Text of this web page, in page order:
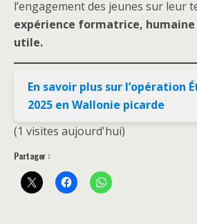
l’engagement des jeunes sur leur
expérience formatrice,
utile.
En savoir plus sur l’opération
2025 en Wallonie picarde
(1 visites aujourd'hui)
Partager :